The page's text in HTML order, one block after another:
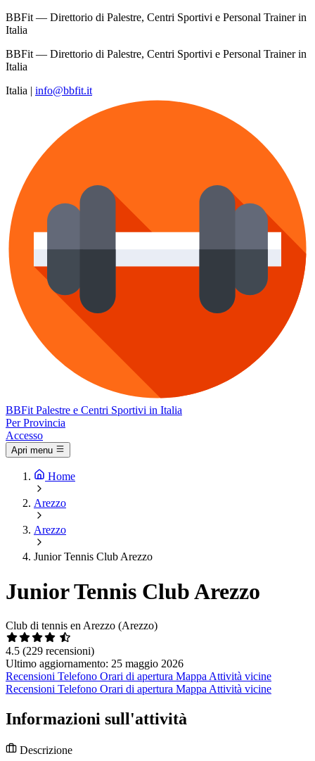
BBFit — Direttorio di Palestre, Centri Sportivi e Personal Trainer in
Italia
BBFit — Direttorio di Palestre, Centri Sportivi e Personal Trainer in
Italia
Italia | info@bbfit.it
BBFit Palestre e Centri Sportivi in Italia
Per Provincia
Accesso
Apri menu
Home
Arezzo
Arezzo
Junior Tennis Club Arezzo
Junior Tennis Club Arezzo
Club di tennis en Arezzo (Arezzo)
4.5 (229 recensioni)
Ultimo aggiornamento: 25 maggio 2026
Recensioni Telefono Orari di apertura Mappa Attività vicine
Recensioni Telefono Orari di apertura Mappa Attività vicine
Informazioni sull'attività
Descrizione